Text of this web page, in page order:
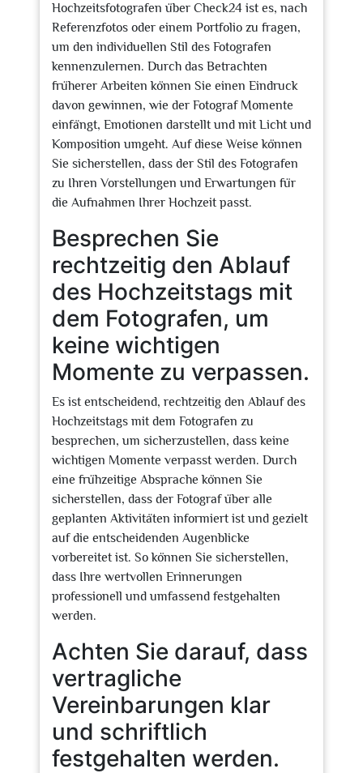
Hochzeitsfotografen über Check24 ist es, nach
Referenzfotos oder einem Portfolio zu fragen,
um den individuellen Stil des Fotografen
kennenzulernen. Durch das Betrachten
früherer Arbeiten können Sie einen Eindruck
davon gewinnen, wie der Fotograf Momente
einfängt, Emotionen darstellt und mit Licht und
Komposition umgeht. Auf diese Weise können
Sie sicherstellen, dass der Stil des Fotografen
zu Ihren Vorstellungen und Erwartungen für
die Aufnahmen Ihrer Hochzeit passt.
Besprechen Sie
rechtzeitig den Ablauf
des Hochzeitstags mit
dem Fotografen, um
keine wichtigen
Momente zu verpassen.
Es ist entscheidend, rechtzeitig den Ablauf des
Hochzeitstags mit dem Fotografen zu
besprechen, um sicherzustellen, dass keine
wichtigen Momente verpasst werden. Durch
eine frühzeitige Absprache können Sie
sicherstellen, dass der Fotograf über alle
geplanten Aktivitäten informiert ist und gezielt
auf die entscheidenden Augenblicke
vorbereitet ist. So können Sie sicherstellen,
dass Ihre wertvollen Erinnerungen
professionell und umfassend festgehalten
werden.
Achten Sie darauf, dass
vertragliche
Vereinbarungen klar
und schriftlich
festgehalten werden.